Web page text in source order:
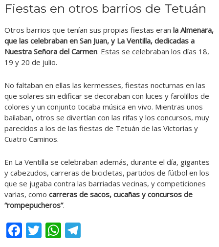
Fiestas en otros barrios de Tetuán
Otros barrios que tenían sus propias fiestas eran la Almenara,
que las celebraban en San Juan, y La Ventilla, dedicadas a
Nuestra Señora del Carmen. Estas se celebraban los días 18,
19 y 20 de julio.
No faltaban en ellas las kermesses, fiestas nocturnas en las
que solares sin edificar se decoraban con luces y farolillos de
colores y un conjunto tocaba música en vivo. Mientras unos
bailaban, otros se divertían con las rifas y los concursos, muy
parecidos a los de las fiestas de Tetuán de las Victorias y
Cuatro Caminos.
En La Ventilla se celebraban además, durante el día, gigantes
y cabezudos, carreras de bicicletas, partidos de fútbol en los
que se jugaba contra las barriadas vecinas, y competiciones
varias, como carreras de sacos, cucañas y concursos de
“rompepucheros”.
Facebook
Twitter
WhatsApp
Telegram